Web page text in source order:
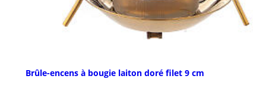
Brûle-encens à bougie laiton doré filet 9 cm